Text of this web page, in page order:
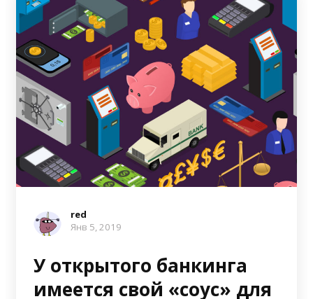
red
Янв 5, 2019
У открытого банкинга
имеется свой «соус» для